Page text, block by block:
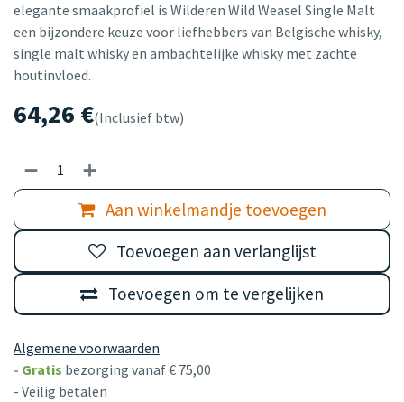
elegante smaakprofiel is Wilderen Wild Weasel Single Malt
een bijzondere keuze voor liefhebbers van Belgische whisky,
single malt whisky en ambachtelijke whisky met zachte
houtinvloed.
64,26 €(Inclusief btw)
Aan winkelmandje toevoegen
Toevoegen om te vergelijken
Toevoegen aan verlanglijst
Algemene voorwaarden
- Gratis bezorging vanaf € 75,00
- Veilig betalen